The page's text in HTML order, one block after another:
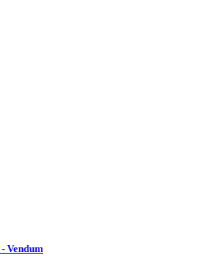
Vendum